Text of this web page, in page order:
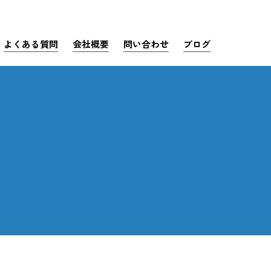
よくある質問 会社概要 問い合わせ ブログ